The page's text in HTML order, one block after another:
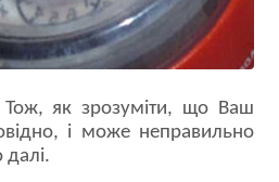
Тож, як зрозуміти, що Ваш
і може неправильно